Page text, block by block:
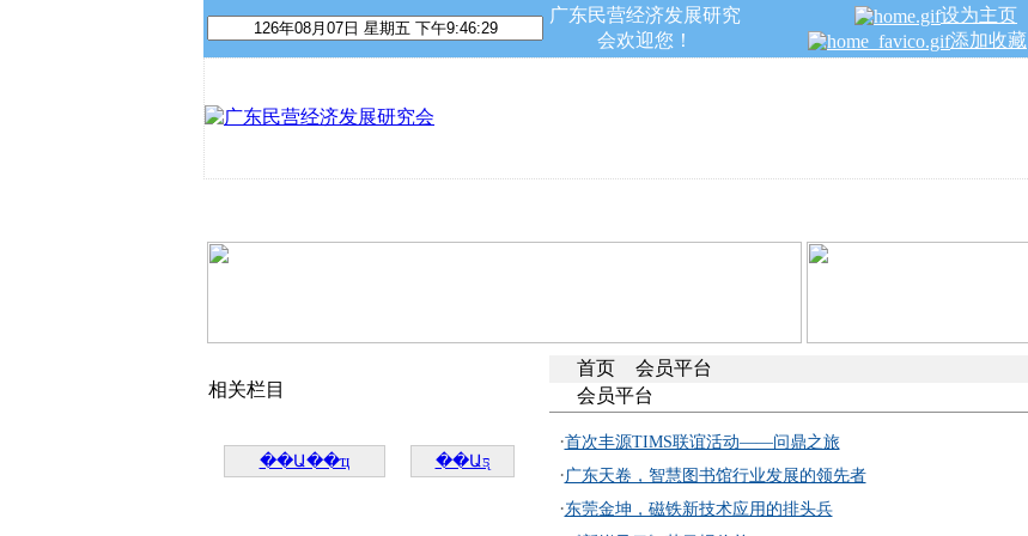
广东民营经济发展研究
会欢迎您！
设为主页
添加收藏
相关栏目
��Ա��ҵ ��Աƽ̨
首页
会员平台
会员平台
·首次丰源TIMS联谊活动——问鼎之旅
·广东天卷，智慧图书馆行业发展的领先者
·东莞金坤，磁铁新技术应用的排头兵